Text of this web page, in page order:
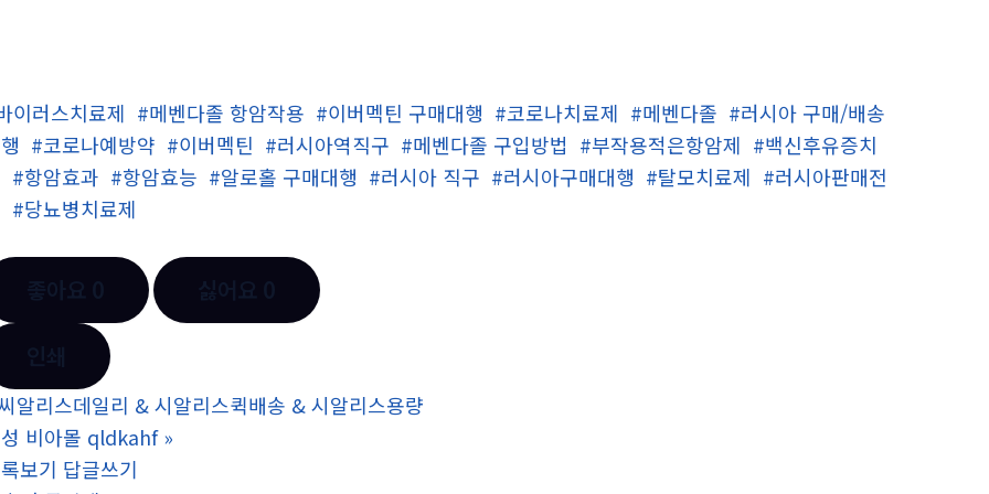
이러스치료제 #메벤다졸 항암작용 #이버멕틴 구매대행 #코로나치료제 #메벤다졸 #러시아 구매/배송
#코로나예방약 #이버멕틴 #러시아역직구 #메벤다졸 구입방법 #부작용적은항암제 #백신후유증치
#항암효과 #항암효능 #알로홀 구매대행 #러시아 직구 #러시아구매대행 #탈모치료제 #러시아판매전
#당뇨병치료제
알리스데일리 & 시­알리스퀵배송 & 시­알리스용량
비아몰 qldkahf »
보기 답글쓰기